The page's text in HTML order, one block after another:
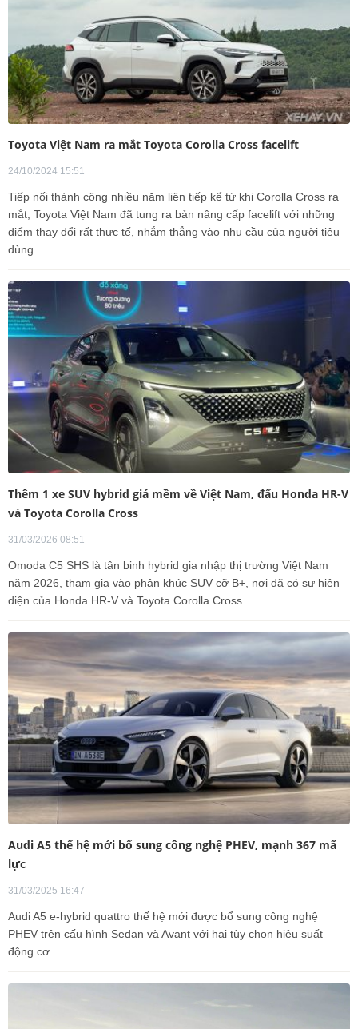
Toyota Việt Nam ra mắt Toyota Corolla Cross facelift
24/10/2024 15:51
Tiếp nối thành công nhiều năm liên tiếp kể từ khi Corolla Cross ra
mắt, Toyota Việt Nam đã tung ra bản nâng cấp facelift với những
điểm thay đổi rất thực tế, nhắm thẳng vào nhu cầu của người tiêu
dùng.
Thêm 1 xe SUV hybrid giá mềm về Việt Nam, đấu Honda HR-V
và Toyota Corolla Cross
31/03/2026 08:51
Omoda C5 SHS là tân binh hybrid gia nhập thị trường Việt Nam
năm 2026, tham gia vào phân khúc SUV cỡ B+, nơi đã có sự hiện
diện của Honda HR-V và Toyota Corolla Cross
Audi A5 thế hệ mới bổ sung công nghệ PHEV, mạnh 367 mã
lực
31/03/2025 16:47
Audi A5 e-hybrid quattro thế hệ mới được bổ sung công nghệ
PHEV trên cấu hình Sedan và Avant với hai tùy chọn hiệu suất
động cơ.